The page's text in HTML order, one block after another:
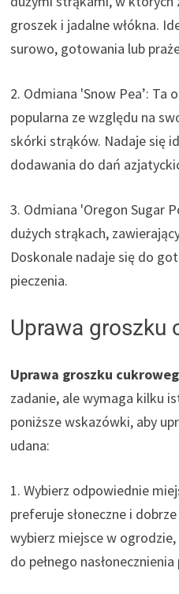
groszek i jadalne włókna.
surowo, gotowania lub
2. Odmiana 'Snow Pea’: Ta
popularna ze względu na
skórki strąków. Nadaje się
dodawania do dań
3. Odmiana 'Oregon Sugar
dużych strąkach,
Doskonale nadaje się do
pieczenia.
Uprawa groszku
Uprawa groszku
zadanie, ale wymaga kilku
poniższe wskazówki, aby
udana:
1. Wybierz odpowiednie
preferuje słoneczne i
wybierz miejsce w
do pełnego